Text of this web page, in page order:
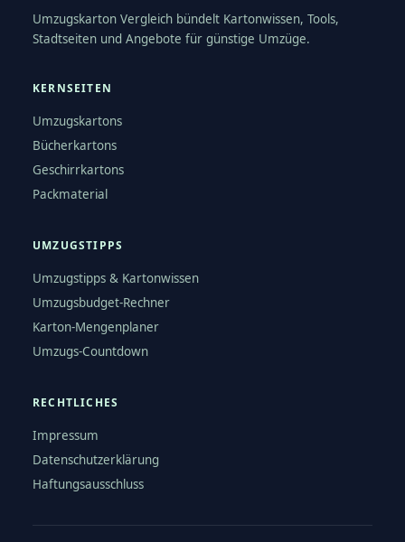
Umzugskarton Vergleich bündelt Kartonwissen, Tools,
Stadtseiten und Angebote für günstige Umzüge.
KERNSEITEN
Umzugskartons
Bücherkartons
Geschirrkartons
Packmaterial
UMZUGSTIPPS
Umzugstipps & Kartonwissen
Umzugsbudget-Rechner
Karton-Mengenplaner
Umzugs-Countdown
RECHTLICHES
Impressum
Datenschutzerklärung
Haftungsausschluss